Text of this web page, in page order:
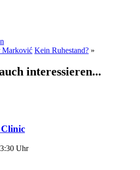
Marković Kein Ruhestand? »
interessieren...
Uhr